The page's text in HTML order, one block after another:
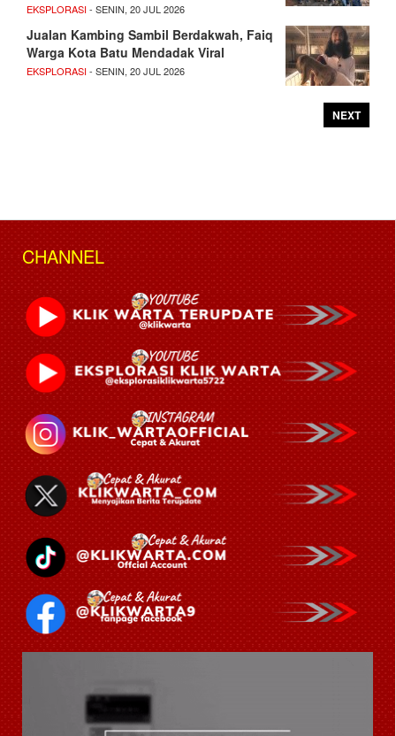
EKSPLORASI- SENIN, 20 JUL 2026
Jualan Kambing Sambil Berdakwah, Faiq
Warga Kota Batu Mendadak Viral
EKSPLORASI- SENIN, 20 JUL 2026
NEXT
CHANNEL